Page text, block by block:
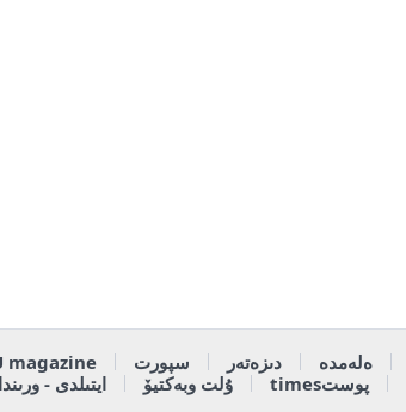
ەلەمدە دىزەتەر سپورت magazine
پوستtimes ۇلت وبەكتيۆ ايتىلدى -